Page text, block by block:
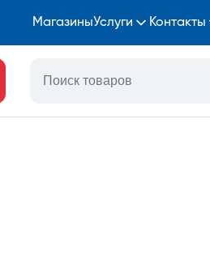
МагазиныУслуги Контакты